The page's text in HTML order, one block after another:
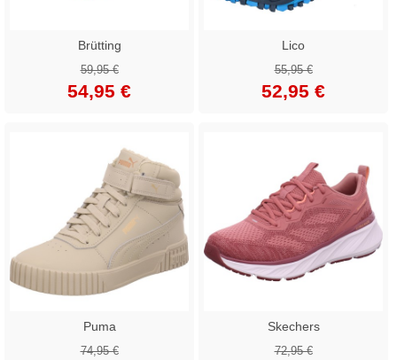
Brütting
59,95 €
54,95 €
Lico
55,95 €
52,95 €
Puma
74,95 €
Skechers
72,95 €